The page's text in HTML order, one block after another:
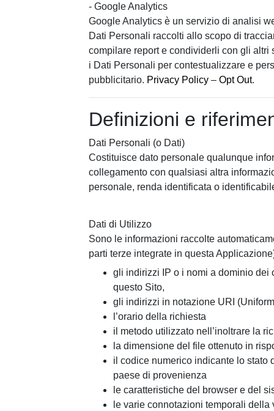
- Google Analytics
Google Analytics è un servizio di analisi
Dati Personali raccolti allo scopo di
compilare report e condividerli con gli
i Dati Personali per contestualizzare e
pubblicitario. Privacy Policy – Opt Out.
Definizioni e
Dati Personali (o Dati)
Costituisce dato personale qualunque
collegamento con qualsiasi altra
personale, renda identificata o
Dati di Utilizzo
Sono le informazioni raccolte
parti terze integrate in questa
gli indirizzi IP o i nomi a dominio dei
questo Sito,
gli indirizzi in notazione URI
l’orario della richiesta
il metodo utilizzato nell’inoltrare la
la dimensione del file ottenuto in
il codice numerico indicante lo stato
paese di provenienza
le caratteristiche del browser e del
le varie connotazioni temporali